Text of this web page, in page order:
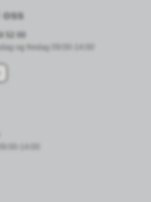
oss
52 00
og fredag 09:00-14:00
14:00